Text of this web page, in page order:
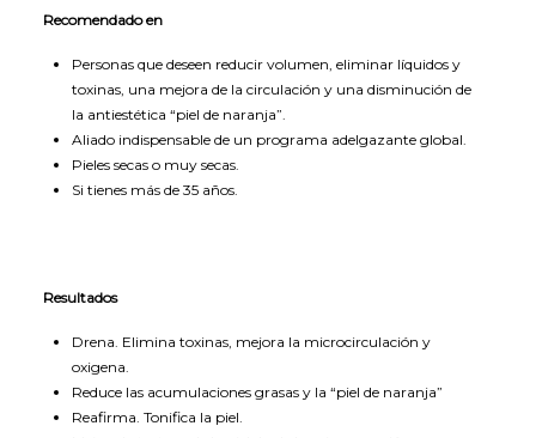
Recomendado en
Personas que deseen reducir volumen, eliminar líquidos y
toxinas, una mejora de la circulación y una disminución de
la antiestética “piel de naranja”.
Aliado indispensable de un programa adelgazante global.
Pieles secas o muy secas.
Si tienes más de 35 años.
Resultados
Drena. Elimina toxinas, mejora la microcirculación y
oxigena.
Reduce las acumulaciones grasas y la “piel de naranja”
Reafirma. Tonifica la piel.